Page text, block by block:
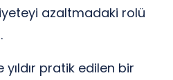
azaltmadaki rolü
pratik edilen bir